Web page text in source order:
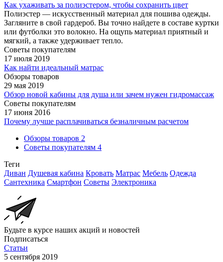
Как ухаживать за полиэстером, чтобы сохранить цвет
Полиэстер — искусственный материал для пошива одежды.
Загляните в свой гардероб. Вы точно найдете в составе куртки
или футболки это волокно. На ощупь материал приятный и
мягкий, а также удерживает тепло.
Советы покупателям
17 июля 2019
Как найти идеальный матрас
Обзоры товаров
29 мая 2019
Обзор новой кабины для душа или зачем нужен гидромассаж
Советы покупателям
17 июня 2016
Почему лучше расплачиваться безналичным расчетом
Обзоры товаров 2
Советы покупателям 4
Теги
Диван Душевая кабина Кровать Матрас Мебель Одежда
Сантехника Смартфон Советы Электроника
Будьте в курсе наших акций и новостей
Подписаться
Статьи
5 сентября 2019